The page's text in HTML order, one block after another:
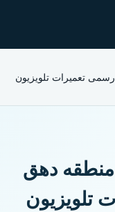
تعمیرات تلویزیون
منطقه دهق
تلویزیون